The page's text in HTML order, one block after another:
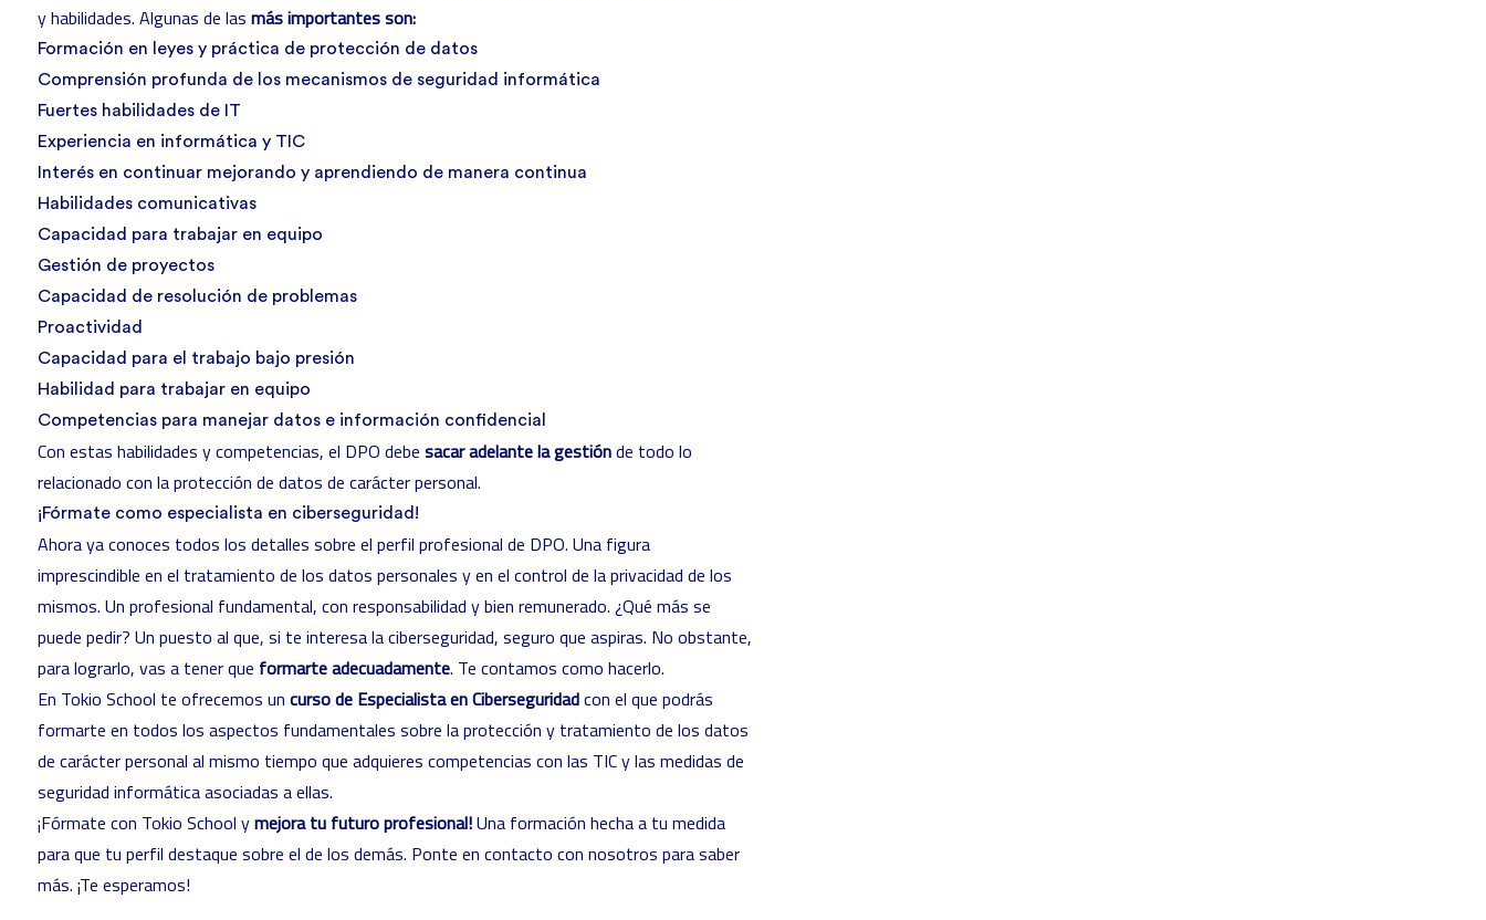
y habilidades. Algunas de las más importantes son:
Formación en leyes y práctica de protección de datos
Comprensión profunda de los mecanismos de seguridad informática
Fuertes habilidades de IT
Experiencia en informática y TIC
Interés en continuar mejorando y aprendiendo de manera continua
Habilidades comunicativas
Capacidad para trabajar en equipo
Gestión de proyectos
Capacidad de resolución de problemas
Proactividad
Capacidad para el trabajo bajo presión
Habilidad para trabajar en equipo
Competencias para manejar datos e información confidencial
Con estas habilidades y competencias, el DPO debe sacar adelante la gestiónde todo lo
relacionado con la protección de datos de carácter personal.
¡Fórmate como especialista en ciberseguridad!
Ahora ya conoces todos los detalles sobre el perfil profesional de DPO. Una figura
imprescindible en el tratamiento de los datos personales y en el control de la privacidad de los
mismos. Un profesional fundamental, con responsabilidad y bien remunerado. ¿Qué más se
puede pedir? Un puesto al que, si te interesa la ciberseguridad, seguro que aspiras. No obstante,
para lograrlo, vas a tener que formarte adecuadamente. Te contamos como hacerlo.
En Tokio School te ofrecemos un curso de Especialista en Ciberseguridadcon el que podrás
formarte en todos los aspectos fundamentales sobre la protección y tratamiento de los datos
de carácter personal al mismo tiempo que adquieres competencias con las TIC y las medidas de
seguridad informática asociadas a ellas.
¡Fórmate con Tokio School ymejora tu futuro profesional!Una formación hecha a tu medida
para que tu perfil destaque sobre el de los demás. Ponte en contacto con nosotros para saber
más. ¡Te esperamos!